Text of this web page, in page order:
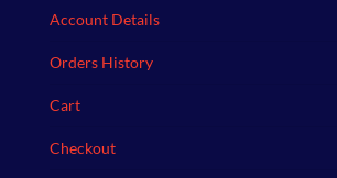
Account Details
Orders History
Cart
Checkout